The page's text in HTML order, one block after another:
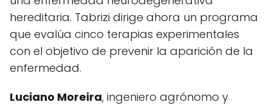
hereditaria. Tabrizi dirige ahora un programa
que evalúa cinco terapias experimentales
con el objetivo de prevenir la aparición de la
enfermedad.
Luciano Moreira, ingeniero agrónomo y